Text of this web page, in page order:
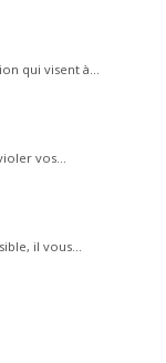
qui visent à...
vos...
il vous...